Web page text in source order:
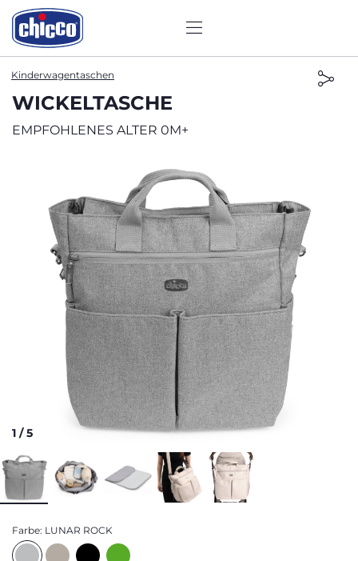
Kinderwagentaschen
WICKELTASCHE
EMPFOHLENES ALTER 0M+
1 /5
Farbe: LUNAR ROCK